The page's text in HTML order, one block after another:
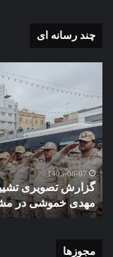
چند رسانه ای
تشییع
پیکر
مطهر
شهید
امنیت
ستوانیکم
مهدی
خموشی
در
1403-08-07
گزارش تصویری
مهدی خموشی در
مجوزها